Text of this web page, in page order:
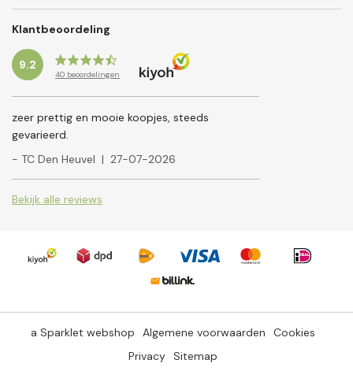
Klantbeoordeling
9.2
40 beoordelingen
zeer prettig en mooie koopjes, steeds
gevarieerd.
- TC Den Heuvel | 27-07-2026
Bekijk alle reviews
a Sparklet webshop Algemene voorwaarden
Cookies
Privacy Sitemap